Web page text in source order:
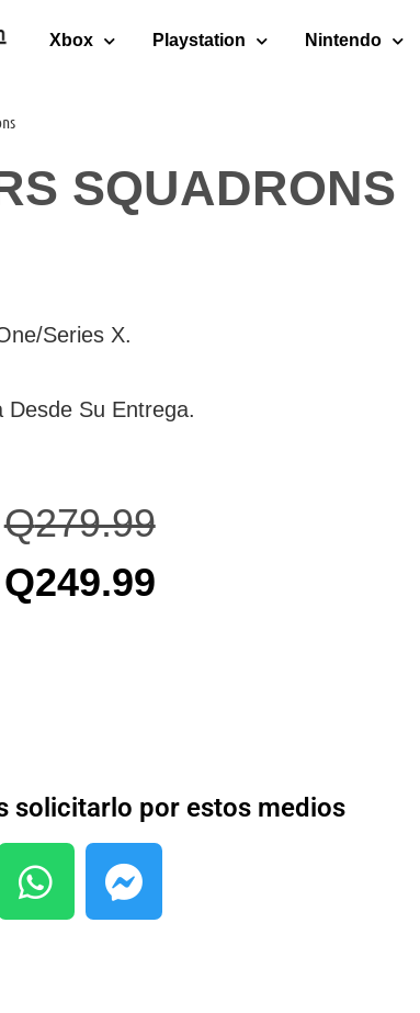
Xbox Playstation Nintendo
SQUADRONS
Series X.
Su Entrega.
Q279.99
Q249.99
solicitarlo por estos medios